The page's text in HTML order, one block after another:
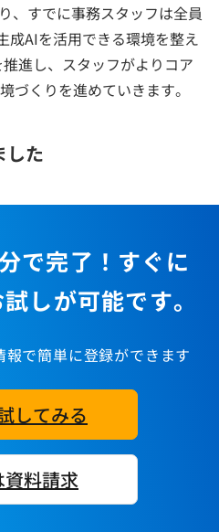
、すでに事務スタッフは全員
成AIを活用できる環境を整え
進し、スタッフがよりコア
づくりを進めていきます。
した
で完了！すぐに
しが可能です。
で簡単に登録ができます
してみる
資料請求